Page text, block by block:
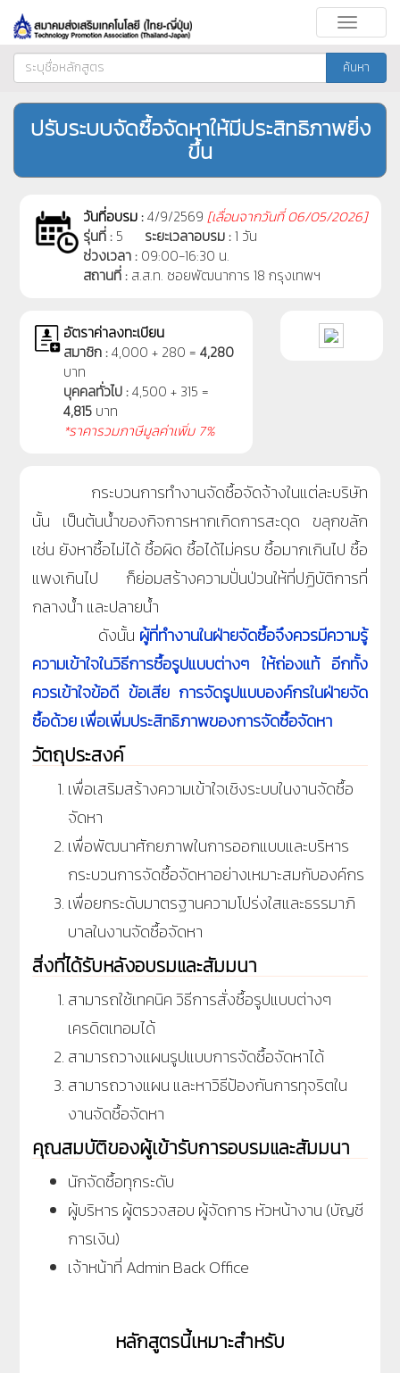
Toggle
ค้นหา
ปรับระบบจัดซื้อจัดหาให้มีประสิทธิภาพยิ่ง
ขึ้น
วันที่อบรม :4/9/2569 [เลื่อนจากวันที่06/05/2026]
รุ่นที่ : 5 ระยะเวลาอบรม :1 วัน
ช่วงเวลา : 09:00-16:30 น.
สถานที่ : ส.ส.ท. ซอยพัฒนาการ 18 กรุงเทพฯ
อัตราค่าลงทะเบียน
สมาชิก :4,000 + 280 = 4,280
บาท
บุคคลทั่วไป :4,500 + 315 =
4,815 บาท
*ราคารวมภาษีมูลค่าเพิ่ม 7%
กระบวนการทำงานจัดซื้อจัดจ้างในแต่ละบริษัท
นั้น เป็นต้นน้ำของกิจการหากเกิดการสะดุด ขลุกขลัก
เช่น ยังหาซื้อไม่ได้ ซื้อผิด ซื้อได้ไม่ครบ ซื้อมากเกินไป ซื้อ
แพงเกินไป ก็ย่อมสร้างความปั่นป่วนให้ที่ปฏิบัติการที่
กลางน้ำ และปลายน้ำ
ดังนั้น ผู้ที่ทำงานในฝ่ายจัดซื้อจึงควรมีความรู้
ความเข้าใจในวิธีการซื้อรูปแบบต่างๆ ให้ถ่องแท้ อีกทั้ง
ควรเข้าใจข้อดี ข้อเสีย การจัดรูปแบบองค์กรในฝ่ายจัด
ซื้อด้วย เพื่อเพิ่มประสิทธิภาพของการจัดซื้อจัดหา
วัตถุประสงค์
เพื่อเสริมสร้างความเข้าใจเชิงระบบในงานจัดซื้อ
จัดหา
เพื่อพัฒนาศักยภาพในการออกแบบและบริหาร
กระบวนการจัดซื้อจัดหาอย่างเหมาะสมกับองค์กร
เพื่อยกระดับมาตรฐานความโปร่งใสและธรรมาภิ
บาลในงานจัดซื้อจัดหา
สิ่งที่ได้รับหลังอบรมและสัมมนา
สามารถใช้เทคนิค วิธีการสั่งซื้อรูปแบบต่างๆ
เครดิตเทอมได้
สามารถวางแผนรูปแบบการจัดซื้อจัดหาได้
สามารถวางแผน และหาวิธีป้องกันการทุจริตใน
งานจัดซื้อจัดหา
คุณสมบัติของผู้เข้ารับการอบรมและสัมมนา
นักจัดซื้อทุกระดับ
ผู้บริหาร ผู้ตรวจสอบ ผู้จัดการ หัวหน้างาน (บัญชี
การเงิน)
เจ้าหน้าที่ Admin Back Office
หลักสูตรนี้เหมาะสำหรับ